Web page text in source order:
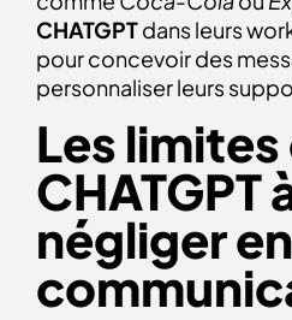
CHATGPTdans leurs
pour concevoir des
personnaliser leurs
Les limites
CHATGPT
négliger en